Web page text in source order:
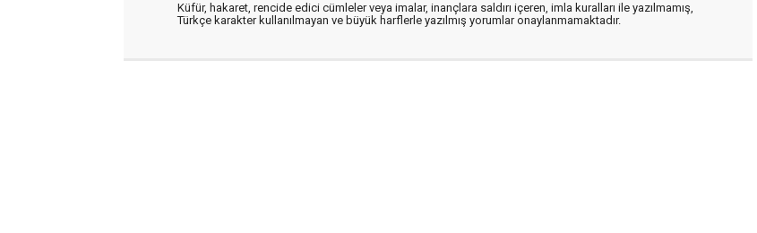
Küfür, hakaret, rencide edici cümleler veya imalar, inançlara saldırı içeren, imla kuralları ile yazılmamış,
Türkçe karakter kullanılmayan ve büyük harflerle yazılmış yorumlar onaylanmamaktadır.